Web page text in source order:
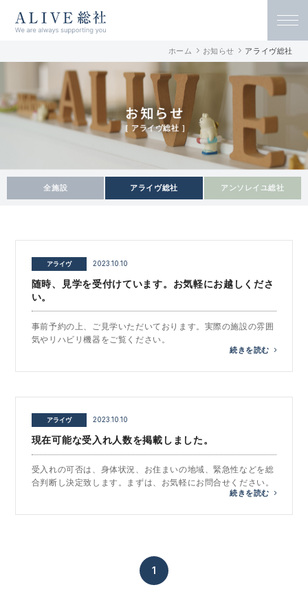
ホーム お知らせ アライヴ総社
お知らせ
［ アライヴ総社 ］
全施設 アライヴ総社 アンソレイユ総社
アライヴ 2023.10.10
随時、見学を受付けています。お気軽にお越しくださ
い。
事前予約の上、ご見学いただいております。実際の施設の雰囲
気やリハビリ機器をご覧ください。
続きを読む
アライヴ 2023.10.10
現在可能な受入れ人数を掲載しました。
受入れの可否は、身体状況、お住まいの地域、緊急性などを総
合判断し決定致します。まずは、お気軽にお問合せください。
続きを読む
1